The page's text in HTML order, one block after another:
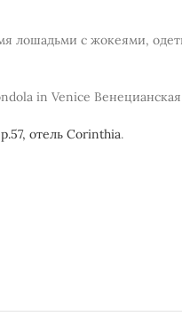
лошадьми с жокеями,
in Venice Венецианская
отель Corinthia.